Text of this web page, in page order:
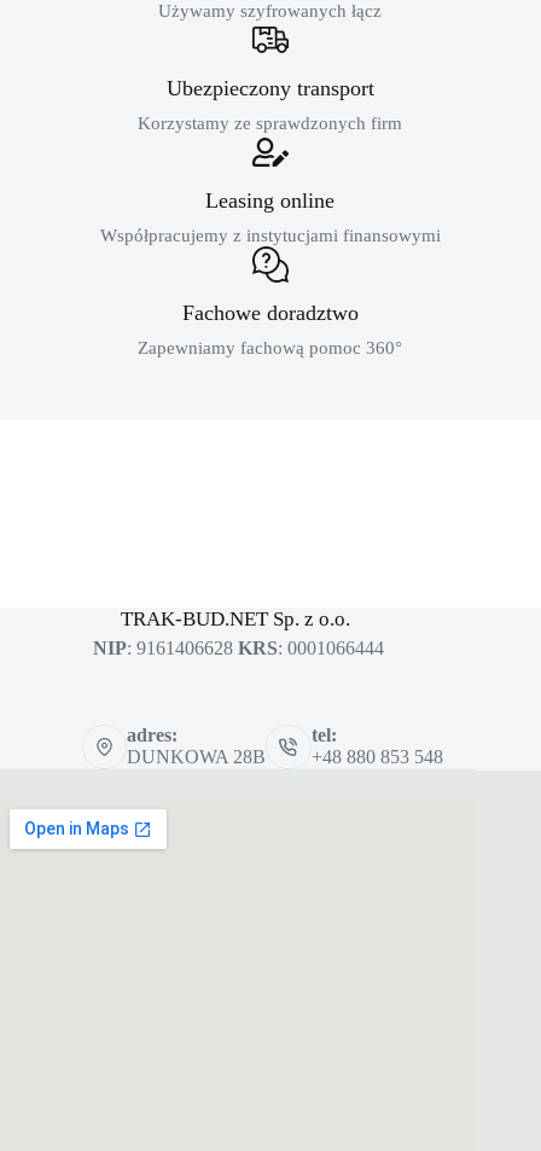
Używamy szyfrowanych łącz
Ubezpieczony transport
Korzystamy ze sprawdzonych firm
Leasing online
Współpracujemy z instytucjami finansowymi
Fachowe doradztwo
Zapewniamy fachową pomoc 360°
TRAK-BUD.NET Sp. z o.o.
NIP: 9161406628 KRS: 0001066444
adres:
DUNKOWA 28B
tel:
+48 880 853 548